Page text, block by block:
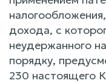
дохода, с
неудержанного
порядку,
230 настоящего